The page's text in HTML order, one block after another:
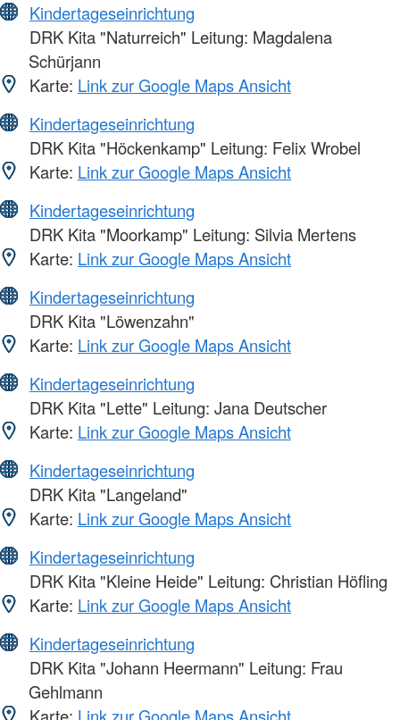
Kindertageseinrichtung
DRK Kita "Naturreich" Leitung: Magdalena
Schürjann
Karte: Link zur Google Maps Ansicht
Kindertageseinrichtung
DRK Kita "Höckenkamp" Leitung: Felix Wrobel
Karte: Link zur Google Maps Ansicht
Kindertageseinrichtung
DRK Kita "Moorkamp" Leitung: Silvia Mertens
Karte: Link zur Google Maps Ansicht
Kindertageseinrichtung
DRK Kita "Löwenzahn"
Karte: Link zur Google Maps Ansicht
Kindertageseinrichtung
DRK Kita "Lette" Leitung: Jana Deutscher
Karte: Link zur Google Maps Ansicht
Kindertageseinrichtung
DRK Kita "Langeland"
Karte: Link zur Google Maps Ansicht
Kindertageseinrichtung
DRK Kita "Kleine Heide" Leitung: Christian Höfling
Karte: Link zur Google Maps Ansicht
Kindertageseinrichtung
DRK Kita "Johann Heermann" Leitung: Frau
Gehlmann